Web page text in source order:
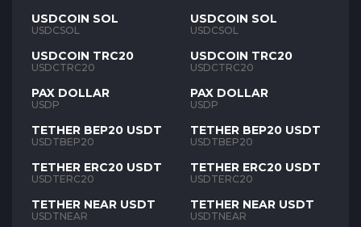
USDCOIN SOL
USDCSOL
USDCOIN TRC20
USDCTRC20
PAX DOLLAR
USDP
TETHER BEP20 USDT
USDTBEP20
TETHER ERC20 USDT
USDTERC20
TETHER NEAR USDT
USDTNEAR
USDCOIN SOL
USDCSOL
USDCOIN TRC20
USDCTRC20
PAX DOLLAR
USDP
TETHER BEP20 USDT
USDTBEP20
TETHER ERC20 USDT
USDTERC20
TETHER NEAR USDT
USDTNEAR